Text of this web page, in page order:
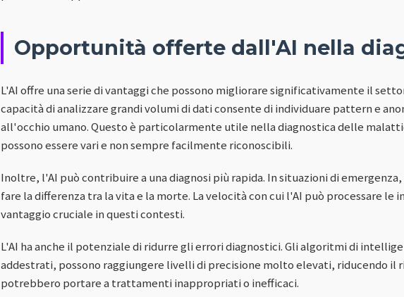
Opportunità offerte dall'AI nella
L'AI offre una serie di vantaggi che possono migliorare significativamente il
capacità di analizzare grandi volumi di dati consente di individuare pattern e
all'occhio umano. Questo è particolarmente utile nella diagnostica delle
possono essere vari e non sempre facilmente riconoscibili.
Inoltre, l'AI può contribuire a una diagnosi più rapida. In situazioni di
fare la differenza tra la vita e la morte. La velocità con cui l'AI può processare le
vantaggio cruciale in questi contesti.
L'AI ha anche il potenziale di ridurre gli errori diagnostici. Gli algoritmi di
addestrati, possono raggiungere livelli di precisione molto elevati, riducendo il
potrebbero portare a trattamenti inappropriati o inefficaci.